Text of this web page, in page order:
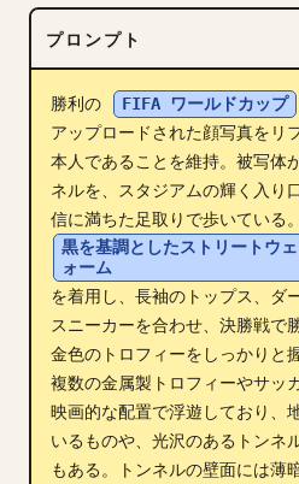
ダウンロード
ブログ
更新情報
プロンプト
勝利の FIFA ワールドカップ
アップロードされた顔写真をリ
本人であることを維持。被写体
ネルを、スタジアムの輝く入り
信に満ちた足取りで歩いている。
黒を基調としたストリートウ
ォーム
を着用し、長袖のトップス、ダ
スニーカーを合わせ、決勝戦で
金色のトロフィーをしっかりと
複数の金属製トロフィーやサッ
映画的な配置で浮遊しており、
いるものや、光沢のあるトンネ
もある。トンネルの壁面には薄